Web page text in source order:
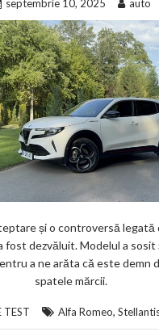
septembrie 10, 2025 auto
și o controversă legată
fost dezvăluit. Modelul a
a ne arăta că este demn
spatele mărcii.
TEST Alfa Romeo,